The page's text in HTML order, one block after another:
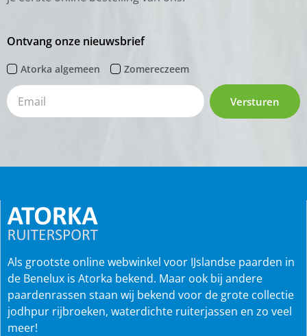
Ontvang onze nieuwsbrief
Atorka algemeen Zomereczeem
Versturen
Als grootste online webwinkel voor IJslandse paarden in
de Benelux is Atorka bekend. Maar ook bij andere
paardenrassen staan wij bekend voor de grote collectie
jodhpur rijbroeken, waterdichte ruiterjassen en zo veel
meer!